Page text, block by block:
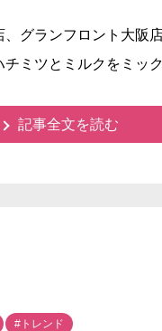
グランフロント大阪
ミツとミルクをミッ
記事全文を読む
#トレンド